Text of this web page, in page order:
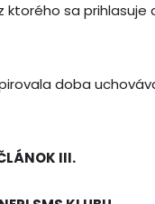
sa
doba
III.